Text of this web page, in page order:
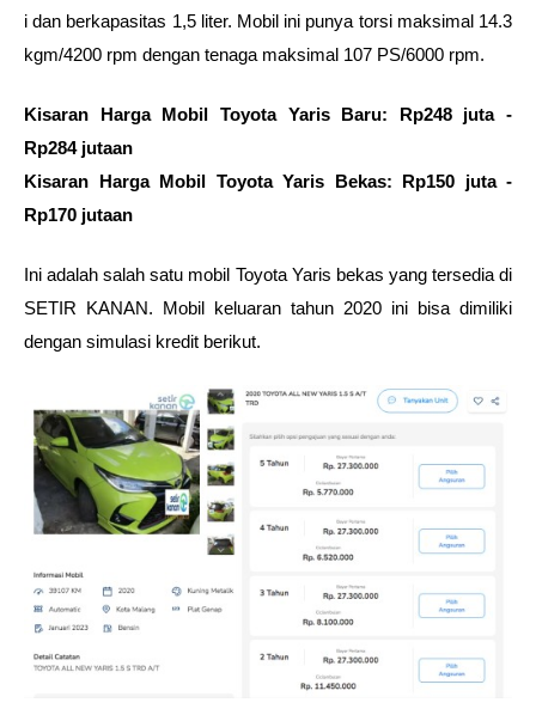
i dan berkapasitas 1,5 liter. Mobil ini punya torsi maksimal 14.3
kgm/4200 rpm dengan tenaga maksimal 107 PS/6000 rpm.
Kisaran Harga Mobil Toyota Yaris Baru: Rp248 juta -
Rp284 jutaan
Kisaran Harga Mobil Toyota Yaris Bekas: Rp150 juta -
Rp170 jutaan
Ini adalah salah satu mobil Toyota Yaris bekas yang tersedia di
SETIR KANAN. Mobil keluaran tahun 2020 ini bisa dimiliki
dengan simulasi kredit berikut.